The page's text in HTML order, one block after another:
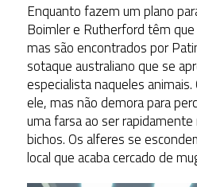
Enquanto fazem um plano
Boimler e Rutherford têm
mas são encontrados por
sotaque australiano que se
especialista naqueles
ele, mas não demora para
uma farsa ao ser
bichos. Os alferes se
local que acaba cercado de